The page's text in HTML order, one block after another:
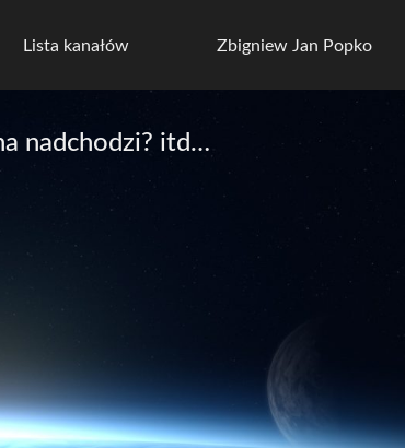
Lista kanałów Zbigniew Jan Popko
nadchodzi? itd…